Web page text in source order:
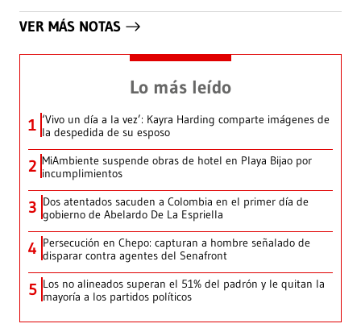
VER MÁS NOTAS
Lo más leído
1 ‘Vivo un día a la vez’: Kayra Harding comparte imágenes de
la despedida de su esposo
2 MiAmbiente suspende obras de hotel en Playa Bijao por
incumplimientos
3 Dos atentados sacuden a Colombia en el primer día de
gobierno de Abelardo De La Espriella
4 Persecución en Chepo: capturan a hombre señalado de
disparar contra agentes del Senafront
5 Los no alineados superan el 51% del padrón y le quitan la
mayoría a los partidos políticos